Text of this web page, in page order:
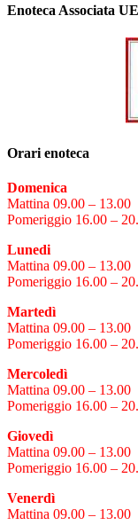
Chianti Classico
Granaccia Colline
Cirò Bianco
Enoteca Associata
Orari enoteca
Domenica
Mattina 09.00 – 13.00
Pomeriggio 16.00 –
Lunedi
Mattina 09.00 – 13.00
Pomeriggio 16.00 –
Martedì
Mattina 09.00 – 13.00
Pomeriggio 16.00 –
Mercoledì
Mattina 09.00 – 13.00
Pomeriggio 16.00 –
Giovedì
Mattina 09.00 – 13.00
Pomeriggio 16.00 –
Venerdì
Mattina 09.00 – 13.00